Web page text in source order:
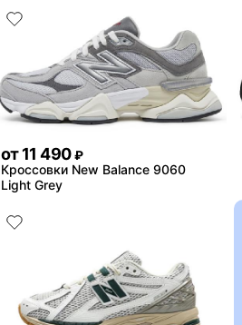
от 11 490 ₽
Кроссовки New Balance 9060
Light Grey